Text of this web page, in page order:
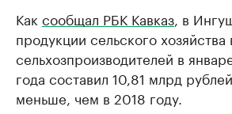
Как сообщал РБК Кавказ , в
продукции сельского хозяйства
сельхозпроизводителей в
года составил 10,81 млрд
меньше, чем в 2018 году.